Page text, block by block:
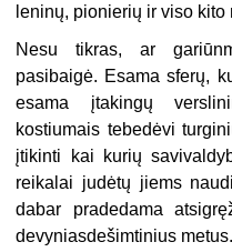
leninų, pionierių ir viso kito
Nesu tikras, ar
pasibaigė. Esama sferų,
esama įtakingų
kostiumais tebedėvi
įtikinti kai kurių
reikalai judėtų jiems
dabar pradedama
devyniasdešimtinius metus.